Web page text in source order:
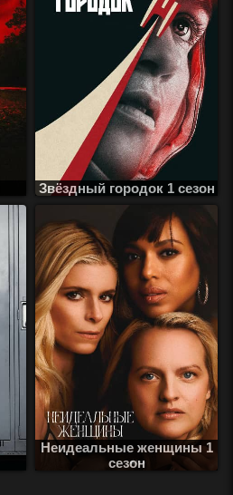
Звёздный городок 1 сезон
Неидеальные женщины 1
сезон